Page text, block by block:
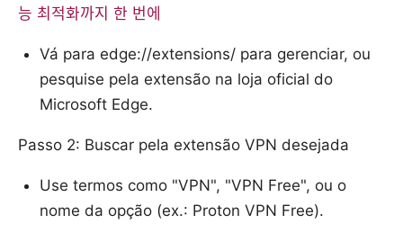
능 최적화까지 한 번에
Vá para edge://extensions/ para gerenciar, ou
pesquise pela extensão na loja oficial do
Microsoft Edge.
Passo 2: Buscar pela extensão VPN desejada
Use termos como "VPN", "VPN Free", ou o
nome da opção (ex.: Proton VPN Free).